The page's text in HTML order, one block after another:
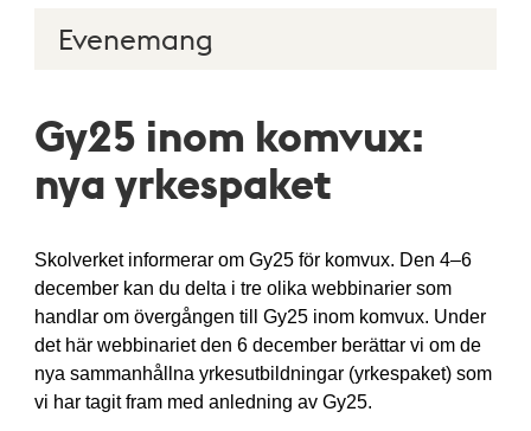
Evenemang
Gy25 inom komvux:
nya yrkespaket
Skolverket informerar om Gy25 för komvux. Den 4–6
december kan du delta i tre olika webbinarier som
handlar om övergången till Gy25 inom komvux. Under
det här webbinariet den 6 december berättar vi om de
nya sammanhållna yrkesutbildningar (yrkespaket) som
vi har tagit fram med anledning av Gy25.